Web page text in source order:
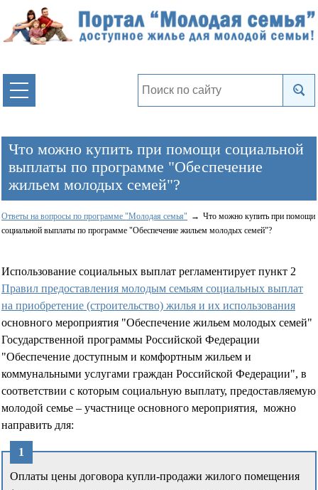
Что можно купить при помощи социальной
выплаты по программе "Обеспечение
жильем молодых семей"?
Ответы на вопросы по программе "Молодая семья"
Что можно купить при помощи
социальной выплаты по программе "Обеспечение жильем молодых семей"?
Использование социальных выплат регламентирует пункт 2
Правил предоставления молодым семьям социальных выплат
на приобретение (строительство) жилья и их использования
основного мероприятия "Обеспечение жильем молодых семей"
Государственной программы Российской Федерации
"Обеспечение доступным и комфортным жильем и
коммунальными услугами граждан Российской Федерации", в
соответствии с которым социальную выплату, предоставляемую
молодой семье – участнице основного мероприятия, можно
направить для:
Оплаты цены договора купли-продажи жилого помещения